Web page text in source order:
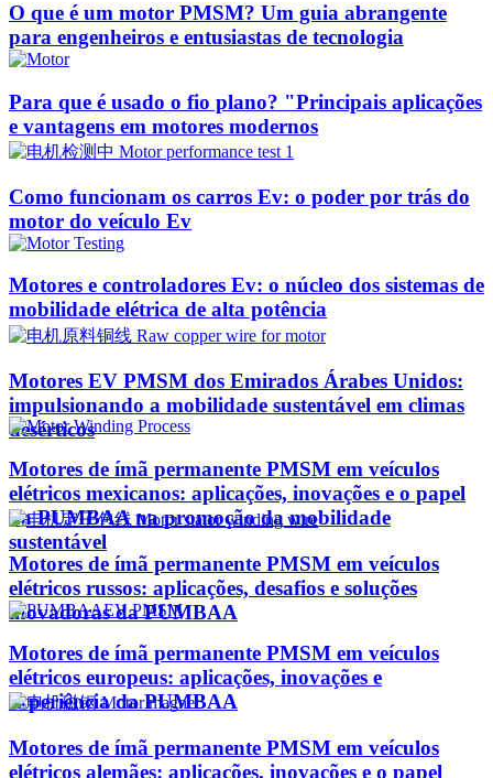
O que é um motor PMSM? Um guia abrangente
para engenheiros e entusiastas de tecnologia
Para que é usado o fio plano? "Principais aplicações
e vantagens em motores modernos
Como funcionam os carros Ev: o poder por trás do
motor do veículo Ev
Motores e controladores Ev: o núcleo dos sistemas de
mobilidade elétrica de alta potência
Motores EV PMSM dos Emirados Árabes Unidos:
impulsionando a mobilidade sustentável em climas
desérticos
Motores de ímã permanente PMSM em veículos
elétricos mexicanos: aplicações, inovações e o papel
da PUMBAA na promoção da mobilidade
sustentável
Motores de ímã permanente PMSM em veículos
elétricos russos: aplicações, desafios e soluções
inovadoras da PUMBAA
Motores de ímã permanente PMSM em veículos
elétricos europeus: aplicações, inovações e
experiência da PUMBAA
Motores de ímã permanente PMSM em veículos
elétricos alemães: aplicações, inovações e o papel